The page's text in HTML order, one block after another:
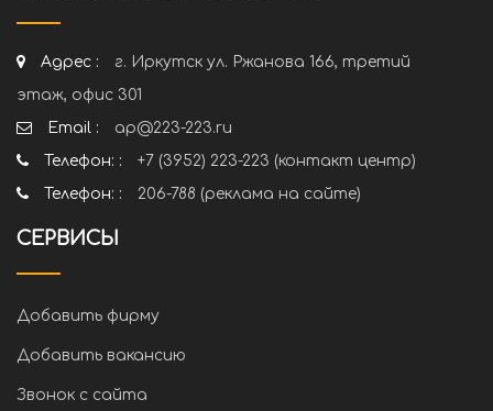
Адрес :
г. Иркутск ул. Ржанова 166, третий
этаж, офис 301
Email :
ap@223-223.ru
Телефон: :
+7 (3952) 223-223 (контакт центр)
Телефон: :
206-788 (реклама на сайте)
СЕРВИСЫ
Добавить фирму
Добавить вакансию
Звонок с сайта